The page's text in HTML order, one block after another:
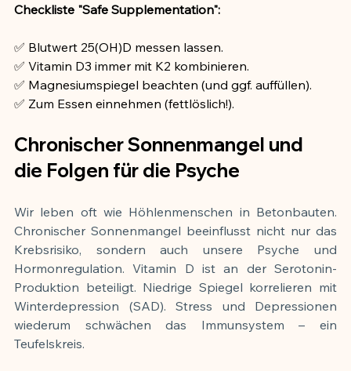
Checkliste "Safe Supplementation":
✅ Blutwert 25(OH)D messen lassen.
✅ Vitamin D3 immer mit K2 kombinieren.
✅ Magnesiumspiegel beachten (und ggf. auffüllen).
✅ Zum Essen einnehmen (fettlöslich!).
Chronischer Sonnenmangel und
die Folgen für die Psyche
Wir leben oft wie Höhlenmenschen in Betonbauten.
Chronischer Sonnenmangel beeinflusst nicht nur das
Krebsrisiko, sondern auch unsere Psyche und
Hormonregulation. Vitamin D ist an der Serotonin-
Produktion beteiligt. Niedrige Spiegel korrelieren mit
Winterdepression (SAD). Stress und Depressionen
wiederum schwächen das Immunsystem – ein
Teufelskreis.